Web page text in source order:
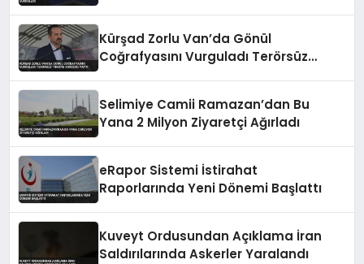
Kürşad Zorlu Van’da Gönül
Coğrafyasını Vurguladı Terörsüz
Selimiye Camii Ramazan’dan Bu
Yana 2 Milyon Ziyaretçi Ağırladı
eRapor Sistemi İstirahat
Raporlarında Yeni Dönemi Başlattı
Kuveyt Ordusundan Açıklama İran
Saldırılarında Askerler Yaralandı